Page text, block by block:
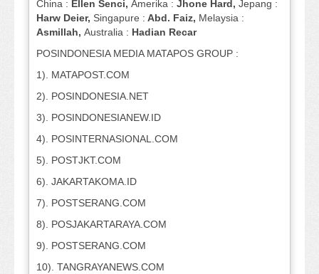
China : Ellen Senci, Amerika : Jhone Hard, Jepang :
Harw Deier, Singapure : Abd. Faiz, Melaysia :
Asmillah, Australia : Hadian Recar
POSINDONESIA MEDIA MATAPOS GROUP :
1). MATAPOST.COM
2). POSINDONESIA.NET
3). POSINDONESIANEW.ID
4). POSINTERNASIONAL.COM
5). POSTJKT.COM
6). JAKARTAKOMA.ID
7). POSTSERANG.COM
8). POSJAKARTARAYA.COM
9). POSTSERANG.COM
10). TANGRAYANEWS.COM